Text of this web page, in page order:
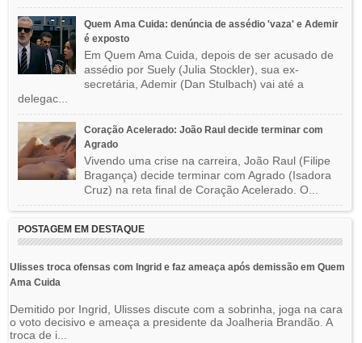
Quem Ama Cuida: denúncia de assédio 'vaza' e Ademir
é exposto
Em Quem Ama Cuida, depois de ser acusado de
assédio por Suely (Julia Stockler), sua ex-
secretária, Ademir (Dan Stulbach) vai até a
delegac...
Coração Acelerado: João Raul decide terminar com
Agrado
Vivendo uma crise na carreira, João Raul (Filipe
Bragança) decide terminar com Agrado (Isadora
Cruz) na reta final de Coração Acelerado. O...
POSTAGEM EM DESTAQUE
Ulisses troca ofensas com Ingrid e faz ameaça após demissão em Quem
Ama Cuida
Demitido por Ingrid, Ulisses discute com a sobrinha, joga na cara
o voto decisivo e ameaça a presidente da Joalheria Brandão. A
troca de i...